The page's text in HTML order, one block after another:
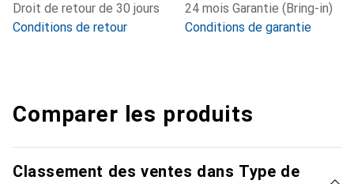
Droit de retour de 30 jours
Conditions de retour
24 mois Garantie (Bring-in)
Conditions de garantie
Comparer les produits
Classement des ventes dans Type de